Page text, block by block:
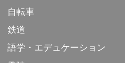
自転車
鉄道
語学・エデュケーション